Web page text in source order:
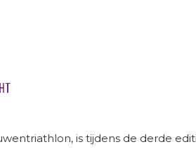
is tijdens de derde